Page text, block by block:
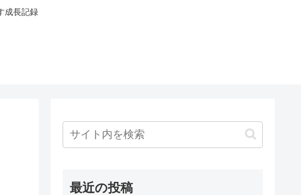
成長記録
最近の投稿